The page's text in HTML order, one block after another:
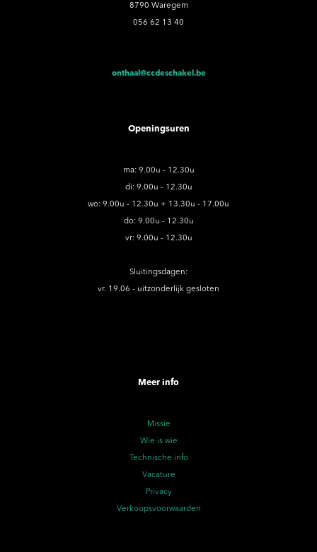
8790 Waregem
056 62 13 40
onthaal@ccdeschakel.be
Openingsuren
ma: 9.00u - 12.30u
di: 9.00u - 12.30u
wo: 9.00u - 12.30u + 13.30u - 17.00u
do: 9.00u - 12.30u
vr: 9.00u - 12.30u
Sluitingsdagen:
vr. 19.06 - uitzonderlijk gesloten
Meer info
Missie
Wie is wie
Technische info
Vacature
Privacy
Verkoopsvoorwaarden